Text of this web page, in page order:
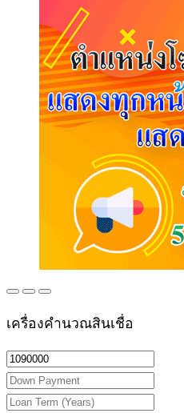
เครื่องคำนวณสินเชื่อ